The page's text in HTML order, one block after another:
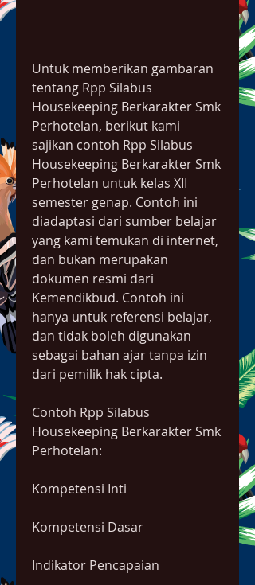
Untuk memberikan gambaran
tentang Rpp Silabus
Housekeeping Berkarakter Smk
Perhotelan, berikut kami
sajikan contoh Rpp Silabus
Housekeeping Berkarakter Smk
Perhotelan untuk kelas XII
semester genap. Contoh ini
diadaptasi dari sumber belajar
yang kami temukan di internet,
dan bukan merupakan
dokumen resmi dari
Kemendikbud. Contoh ini
hanya untuk referensi belajar,
dan tidak boleh digunakan
sebagai bahan ajar tanpa izin
dari pemilik hak cipta.
Contoh Rpp Silabus
Housekeeping Berkarakter Smk
Perhotelan:
Kompetensi Inti
Kompetensi Dasar
Indikator Pencapaian